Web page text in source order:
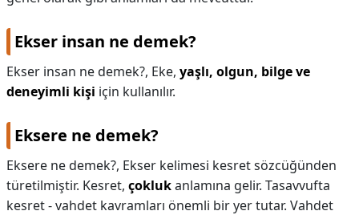
Ekser insan ne demek?
Ekser insan ne demek?, Eke, yaşlı, olgun, bilge ve
deneyimli kişi için kullanılır.
Eksere ne demek?
Eksere ne demek?, Ekser kelimesi kesret sözcüğünden
türetilmiştir. Kesret, çoklukanlamına gelir. Tasavvufta
kesret - vahdet kavramları önemli bir yer tutar. Vahdet